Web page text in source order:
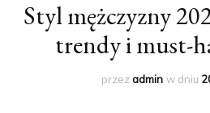
Styl mężczyzny
trendy i must-
przezadmin w dniu